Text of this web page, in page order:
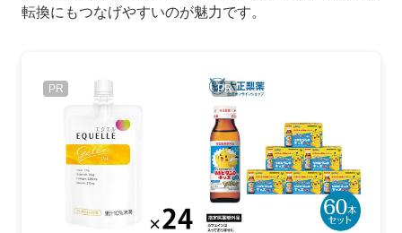
転換にもつなげやすいのが魅力です。
PR PR